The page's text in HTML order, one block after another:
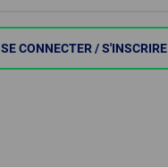
SE CONNECTER / S'INSCRIRE